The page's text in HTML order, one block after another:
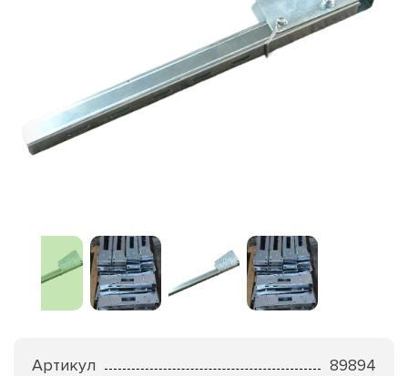
Артикул 89894